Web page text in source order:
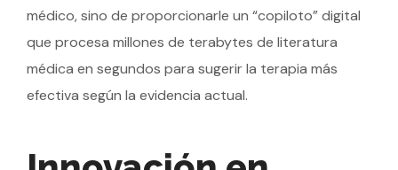
médico, sino de proporcionarle un “copiloto” digital
que procesa millones de terabytes de literatura
médica en segundos para sugerir la terapia más
efectiva según la evidencia actual.